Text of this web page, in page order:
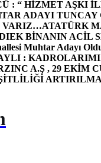
: “ HİZMET AŞKI
ADAYI
VARIZ…ATATÜRK
EK BİNANIN ACİL
Muhtar Adayı
:
A.Ş , 29 EKİM